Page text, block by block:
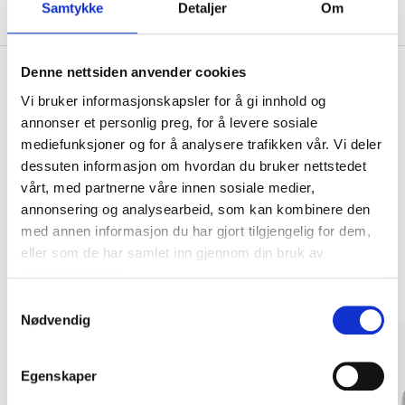
Samtykke Detaljer Om
Denne nettsiden anvender cookies
Vi bruker informasjonskapsler for å gi innhold og
annonser et personlig preg, for å levere sosiale
mediefunksjoner og for å analysere trafikken vår. Vi deler
dessuten informasjon om hvordan du bruker nettstedet
vårt, med partnerne våre innen sosiale medier,
annonsering og analysearbeid, som kan kombinere den
med annen informasjon du har gjort tilgjengelig for dem,
eller som de har samlet inn gjennom din bruk av
Nødvendig
Egenskaper
Om produsenten
Kjøp & Hent
Kjøp & Hent i ditt varehus.
LES MER
Andre kunder har også kjøpt